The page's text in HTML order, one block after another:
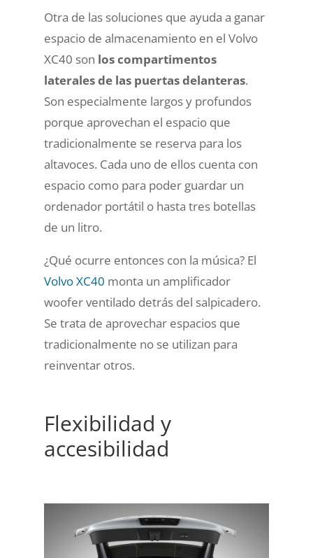
Otra de las soluciones que ayuda a ganar
espacio de almacenamiento en el Volvo
XC40 son los compartimentos
laterales de las puertas delanteras.
Son especialmente largos y profundos
porque aprovechan el espacio que
tradicionalmente se reserva para los
altavoces. Cada uno de ellos cuenta con
espacio como para poder guardar un
ordenador portátil o hasta tres botellas
de un litro.
¿Qué ocurre entonces con la música? El
Volvo XC40 monta un amplificador
woofer ventilado detrás del salpicadero.
Se trata de aprovechar espacios que
tradicionalmente no se utilizan para
reinventar otros.
Flexibilidad y
accesibilidad